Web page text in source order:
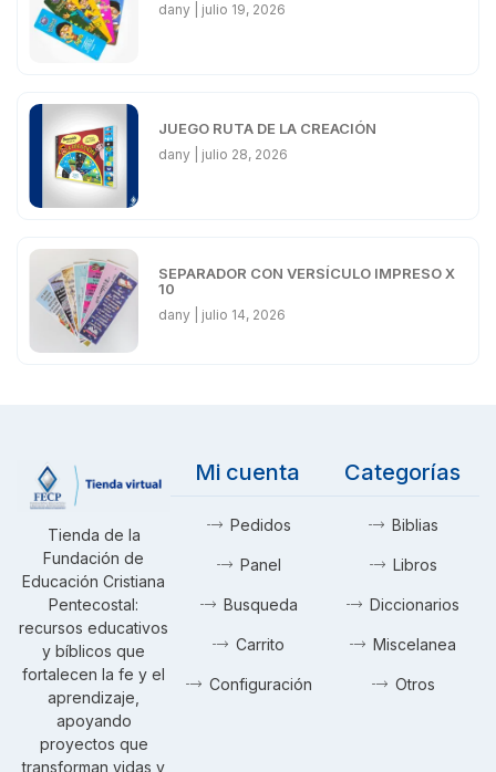
dany julio 19, 2026
JUEGO RUTA DE LA CREACIÓN
dany julio 28, 2026
SEPARADOR CON VERSÍCULO IMPRESO X
10
dany julio 14, 2026
Tienda de la
Fundación de
Educación Cristiana
Pentecostal:
recursos educativos
y bíblicos que
fortalecen la fe y el
aprendizaje,
apoyando
proyectos que
transforman vidas y
Mi cuenta
Pedidos
Panel
Busqueda
Carrito
Configuración
Categorías
Biblias
Libros
Diccionarios
Miscelanea
Otros